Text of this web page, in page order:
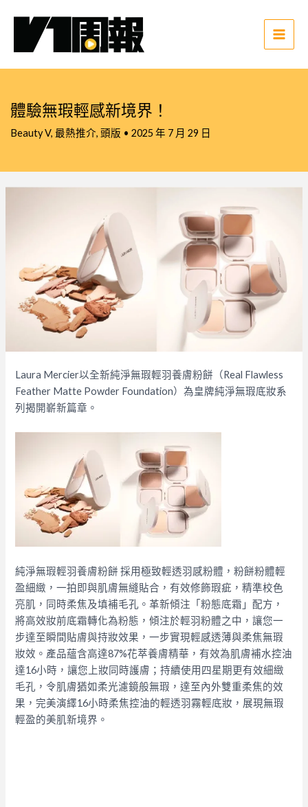
Main
體驗無瑕輕感新境界！
Beauty V, 最熱推介, 頭版 • 2025 年 7 月 29 日
Laura Mercier以全新純淨無瑕輕羽養膚粉餅（Real Flawless
Feather Matte Powder Foundation）為皇牌純淨無瑕底妝系
列揭開嶄新篇章。
純淨無瑕輕羽養膚粉餅 採用極致輕透羽感粉體，粉餅粉體輕
盈細緻，一拍即與肌膚無縫貼合，有效修飾瑕疵，精準校色
亮肌，同時柔焦及填補毛孔。革新傾注「粉態底霜」配方，
將高效妝前底霜轉化為粉態，傾注於輕羽粉體之中，讓您一
步達至瞬間貼膚與持妝效果，一步實現輕感透薄與柔焦無瑕
妝效。 產品蘊含高達87%花萃養膚精華，有效為肌膚補水控油
達16小時，讓您上妝同時護膚；持續使用四星期更有效細緻
毛孔，令肌膚猶如柔光濾鏡般無瑕，達至內外雙重柔焦的效
果，完美演繹16小時柔焦控油的輕透羽霧輕底妝，展現無瑕
輕盈的美肌新境界。